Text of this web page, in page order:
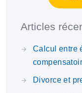
Articles
Calcul entre
Divorce et